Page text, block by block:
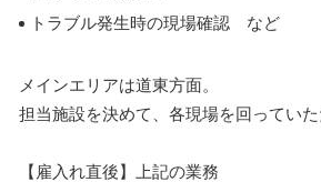
トラブル発生時の現場確認 など
メインエリアは道東方面。
担当施設を決めて、各現場を回っていた
【雇入れ直後】上記の業務